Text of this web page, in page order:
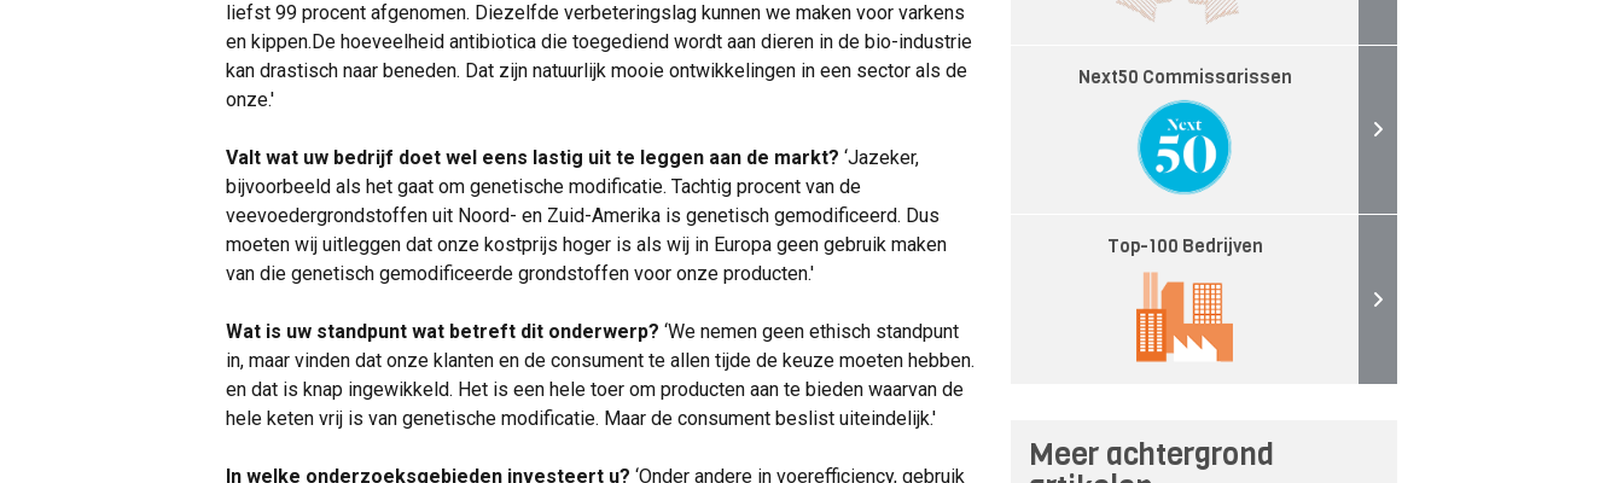
liefst 99 procent afgenomen. Diezelfde verbeteringslag kunnen we maken voor varkens
en kippen.De hoeveelheid antibiotica die toegediend wordt aan dieren in de bio-industrie
kan drastisch naar beneden. Dat zijn natuurlijk mooie ontwikkelingen in een sector als de
onze.'
Valt wat uw bedrijf doet wel eens lastig uit te leggen aan de markt? ‘Jazeker,
bijvoorbeeld als het gaat om genetische modificatie. Tachtig procent van de
veevoedergrondstoffen uit Noord- en Zuid-Amerika is genetisch gemodificeerd. Dus
moeten wij uitleggen dat onze kostprijs hoger is als wij in Europa geen gebruik maken
van die genetisch gemodificeerde grondstoffen voor onze producten.'
Wat is uw standpunt wat betreft dit onderwerp? ‘We nemen geen ethisch standpunt
in, maar vinden dat onze klanten en de consument te allen tijde de keuze moeten hebben.
en dat is knap ingewikkeld. Het is een hele toer om producten aan te bieden waarvan de
hele keten vrij is van genetische modificatie. Maar de consument beslist uiteindelijk.'
In welke onderzoeksgebieden investeert u? ‘Onder andere in voerefficiency, gebruik
Next50 Commissarissen
Top-100 Bedrijven
Meer achtergrond